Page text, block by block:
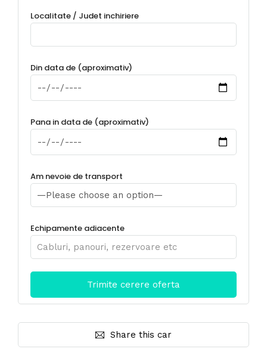
Localitate / Judet inchiriere
Din data de (aproximativ)
Pana in data de (aproximativ)
Am nevoie de transport
Echipamente adiacente
Share this car